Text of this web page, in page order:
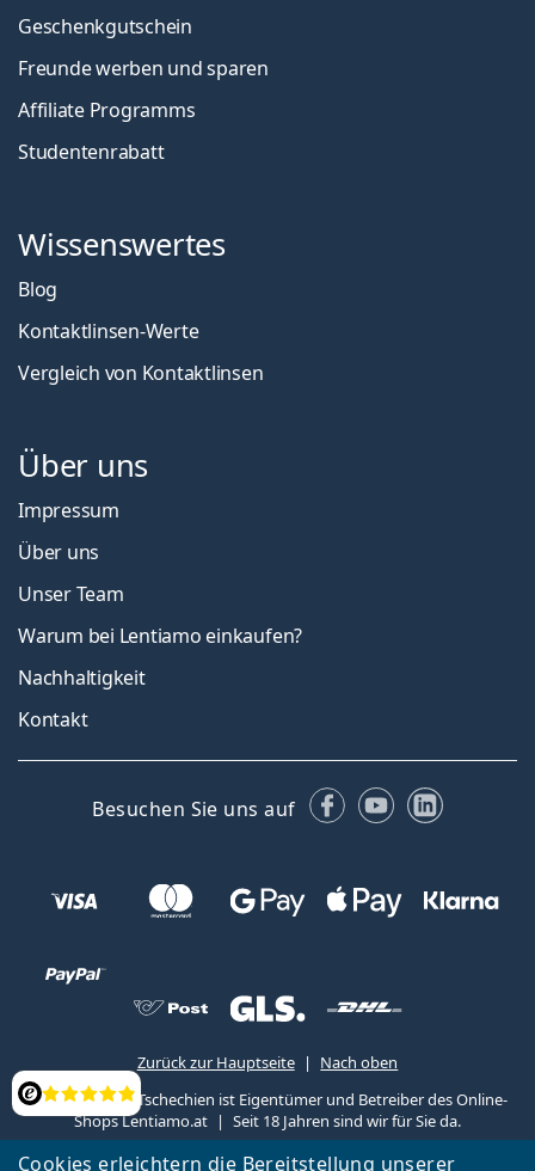
Cookies erleichtern die Bereitstellung unserer
Bewertung
Geschenkgutschein
Freunde werben und sparen
Affiliate Programms
Studentenrabatt
Wissenswertes
Blog
Kontaktlinsen-Werte
Vergleich von Kontaktlinsen
Über uns
Impressum
Über uns
Unser Team
Warum bei Lentiamo einkaufen?
Nachhaltigkeit
Kontakt
Besuchen Sie uns auf Facebook
YouTubeLinkedIn
Zurück zur Hauptseite
Nach oben
Lentiamo s.r.o., Tschechien ist Eigentümer und Betreiber des Online-
Shops Lentiamo.at
Seit 18 Jahren sind wir für Sie da.